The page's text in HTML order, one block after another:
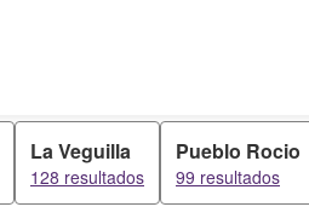
La Veguilla
128 resultados
Pueblo Rocio
99 resultados